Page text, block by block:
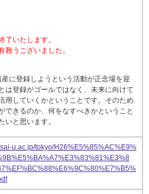
了いたします。
難うございました。
に登録しようという活動が正念場を迎
は登録がゴールではなく、未来に向けて
用していくかということです。そのため
できるのか、何をなすべきかということ
いと思います。
u.ac.jp/tokyo/H26%E5%85%AC%E9%